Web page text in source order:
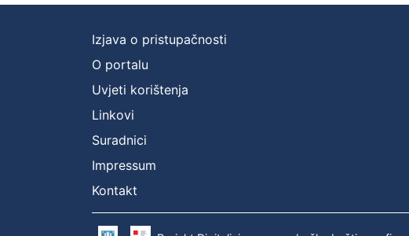
Izjava o pristupačnosti
O portalu
Uvjeti korištenja
Linkovi
Suradnici
Impressum
Kontakt